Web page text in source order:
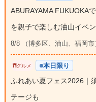
ABURAYAMA FUKUOKA
を親子で楽しむ油山イベン
8/8 （博多区、油山、福岡市
グルメ 本日限り
ふれあい夏フェス2026｜
テージも